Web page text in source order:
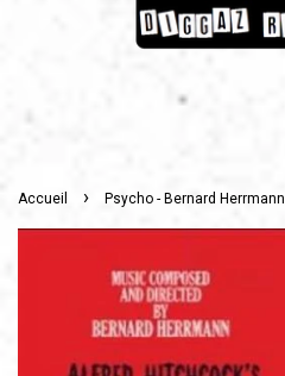
Accueil › Psycho - Bernard Herrmann